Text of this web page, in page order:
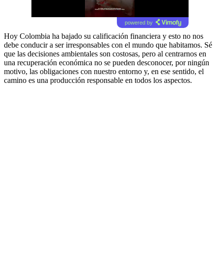
powered by
Hoy Colombia ha bajado su calificación financiera y esto no nos
debe conducir a ser irresponsables con el mundo que habitamos. Sé
que las decisiones ambientales son costosas, pero al centrarnos en
una recuperación económica no se pueden desconocer, por ningún
motivo, las obligaciones con nuestro entorno y, en ese sentido, el
camino es una producción responsable en todos los aspectos.